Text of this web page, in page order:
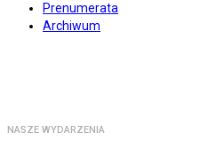
Prenumerata
Archiwum
NASZE WYDARZENIA